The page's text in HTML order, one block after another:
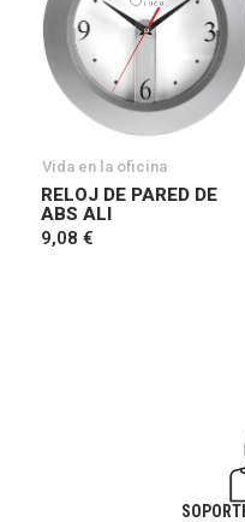
Vida en la oficina
RELOJ DE PARED DE
ABS ALI
9,08 €